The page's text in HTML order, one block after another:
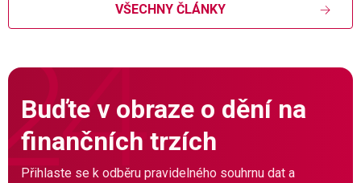
VŠECHNY ČLÁNKY
Buďte v obraze o dění na
finančních trzích
Přihlaste se k odběru pravidelného souhrnu dat a